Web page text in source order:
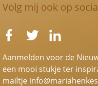
Volg mij ook op
Aanmelden voor de
een mooi stukje ter
mailtje